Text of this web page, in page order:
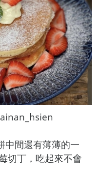
中間還有薄薄的一
切丁，吃起來不會